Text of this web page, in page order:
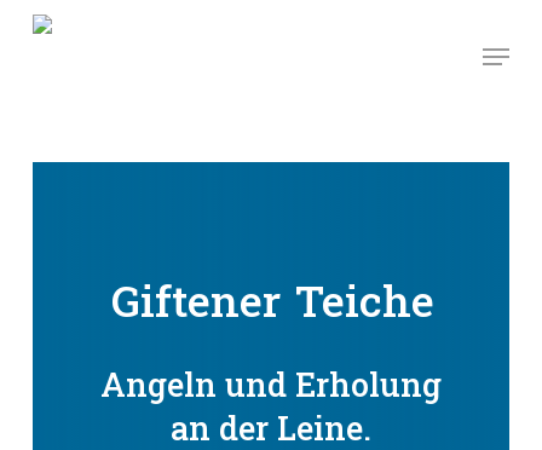
Skip
Giftener Teiche
Angeln und Erholung
an der Leine.